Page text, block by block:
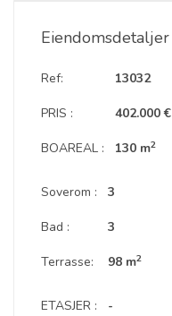
Eiendomsdetaljer
Ref:
PRIS :
BOAREAL :
13032
402.000 €
130 m2
Soverom :
Bad :
Terrasse:
3
3
98 m2
ETASJER : -